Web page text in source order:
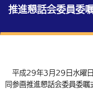
英語（English）
くらしの情報
届出・登録・証明
税金
事業者の方へ
農林水産業
施設情報
観光・移住
推進懇話会委員委
平成29年3月29日水曜日
同参画推進懇話会委員委嘱